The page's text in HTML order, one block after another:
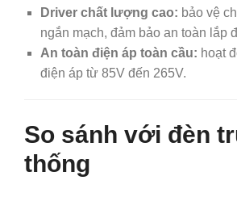
Driver chất lượng cao: bảo vệ
ngắn mạch, đảm bảo an toàn lắp
An toàn điện áp toàn cầu: hoạt
điện áp từ 85V đến 265V.
So sánh với đèn
thống